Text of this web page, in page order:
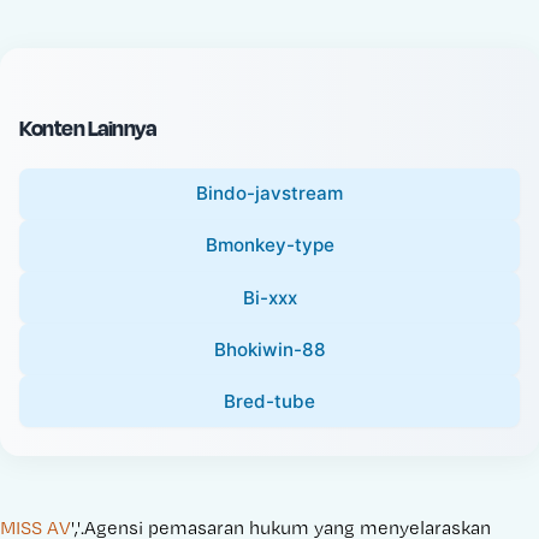
c
e
Konten Lainnya
Bindo-javstream
Bmonkey-type
Bi-xxx
Bhokiwin-88
Bred-tube
MISS AV','.Agensi pemasaran hukum yang menyelaraskan